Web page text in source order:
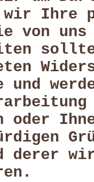
Ihre
von uns
und
oder
derer